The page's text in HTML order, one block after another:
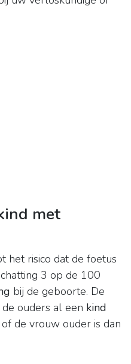
met
het risico dat de foetus
3 op de 100
bij de geboorte. De
ouders al een kind
de vrouw ouder is dan